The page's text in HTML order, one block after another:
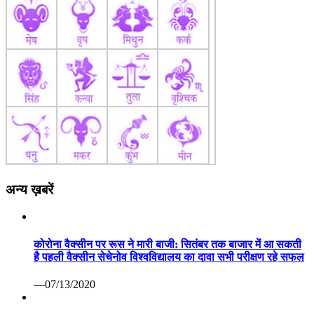
अन्य ख़बरें
कोरोना वैक्सीन पर रूस ने मारी बाजी: सितंबर तक बाजार में आ सकती
है पहली वैक्सीन सेचेनोव विश्वविद्यालय का दावा सभी परीक्षण रहे सफल
—07/13/2020